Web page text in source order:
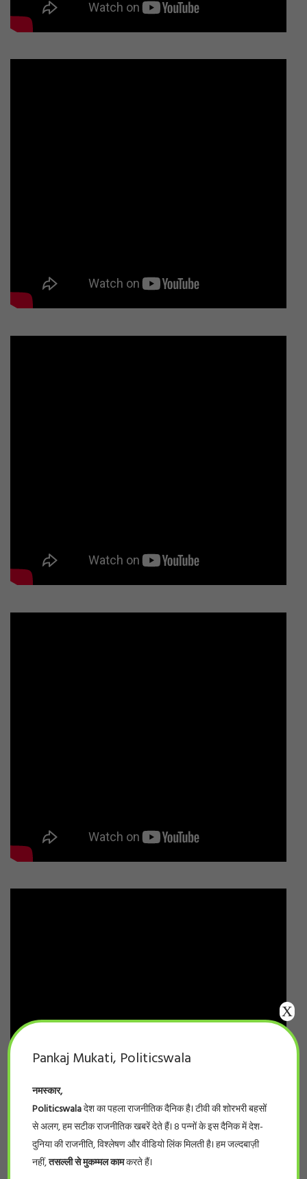
Pankaj Mukati, Politicswala
नमस्कार,
Politicswalaदेश का पहला राजनीतिक दैनिक है। टीवी की शोरभरी बहसों
से अलग, हम सटीक राजनीतिक खबरें देते हैं। 8 पन्नों के इस दैनिक में देश-
दुनिया की राजनीति, विश्लेषण और वीडियो लिंक मिलती है। हम जल्दबाज़ी
नहीं,तसल्ली से मुकम्मल कामकरते हैं।
X